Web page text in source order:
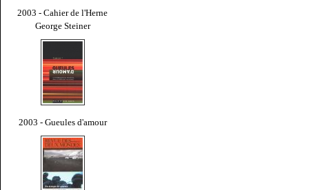
2003 - Cahier de l'Herne
George Steiner
2003 - Gueules d'amour